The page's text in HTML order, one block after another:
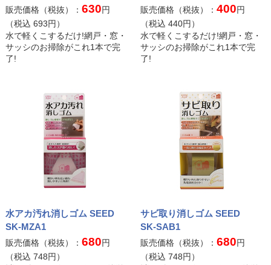
販売価格（税抜）： 630円
（税込 693円）
水で軽くこするだけ!網戸・窓・
サッシのお掃除がこれ1本で完
了!
販売価格（税抜）：400円
（税込440円）
水で軽くこするだけ!網戸・窓・
サッシのお掃除がこれ1本で完
了!
水アカ汚れ消しゴム SEED
SK-MZA1
販売価格（税抜）： 680円
（税込 748円）
サビ取り消しゴム SEED
SK-SAB1
販売価格（税抜）：680円
（税込748円）